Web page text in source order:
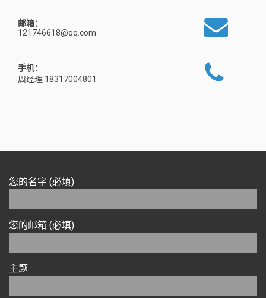
邮箱：
121746618@qq.com
手机：
周经理 18317004801
您的名字 (必填)
您的邮箱 (必填)
主题